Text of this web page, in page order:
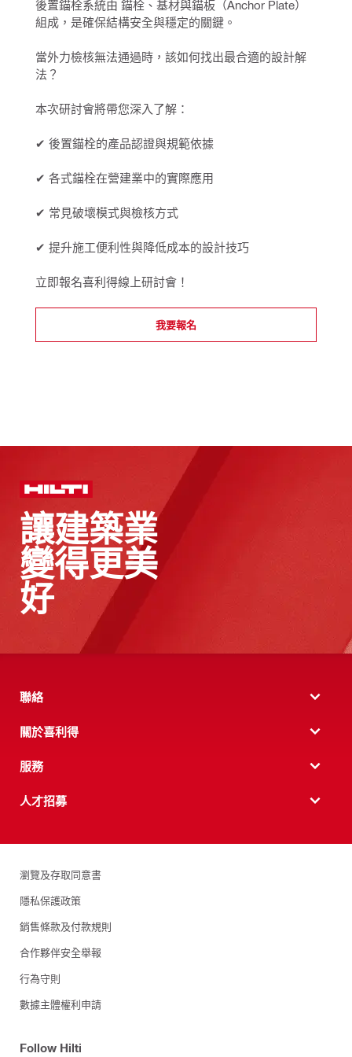
後置錨栓系統由 錨栓、基材與錨板（Anchor Plate）
組成，是確保結構安全與穩定的關鍵。
當外力檢核無法通過時，該如何找出最合適的設計解
法？
本次研討會將帶您深入了解：
✔ 後置錨栓的產品認證與規範依據
✔ 各式錨栓在營建業中的實際應用
✔ 常見破壞模式與檢核方式
✔ 提升施工便利性與降低成本的設計技巧
立即報名喜利得線上研討會！
我要報名
讓建築業
變得更美
好
聯絡
關於喜利得
服務
人才招募
瀏覽及存取同意書
隱私保護政策
銷售條款及付款規則
合作夥伴安全舉報
行為守則
數據主體權利申請
Follow Hilti